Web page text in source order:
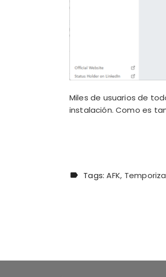
Miles de usuarios de
instalación. Como es
Tags:AFK